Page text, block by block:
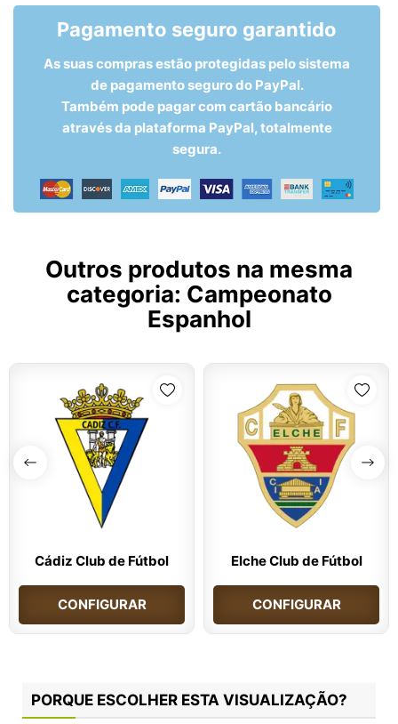
Pagamento seguro garantido
As suas compras estão protegidas pelo sistema
de pagamento seguro do PayPal.
Também pode pagar com cartão bancário
através da plataforma PayPal, totalmente
segura.
Outros produtos na mesma
categoria: Campeonato
Espanhol
Cádiz Club de Fútbol
CONFIGURAR
Elche Club de Fútbol
CONFIGURAR
PORQUE ESCOLHER ESTA VISUALIZAÇÃO?